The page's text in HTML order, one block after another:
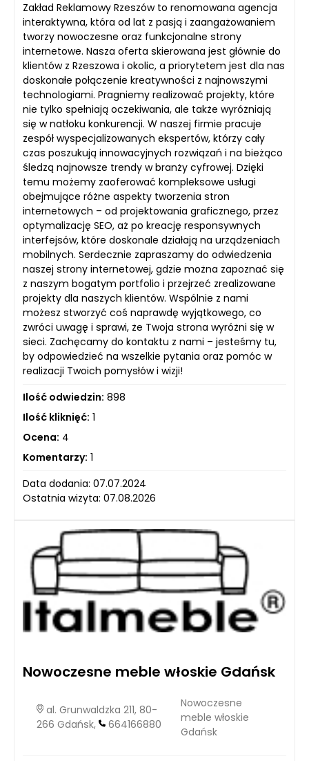
Zakład Reklamowy Rzeszów to renomowana agencja
interaktywna, która od lat z pasją i zaangażowaniem
tworzy nowoczesne oraz funkcjonalne strony
internetowe. Nasza oferta skierowana jest głównie do
klientów z Rzeszowa i okolic, a priorytetem jest dla nas
doskonałe połączenie kreatywności z najnowszymi
technologiami. Pragniemy realizować projekty, które
nie tylko spełniają oczekiwania, ale także wyróżniają
się w natłoku konkurencji. W naszej firmie pracuje
zespół wyspecjalizowanych ekspertów, którzy cały
czas poszukują innowacyjnych rozwiązań i na bieżąco
śledzą najnowsze trendy w branży cyfrowej. Dzięki
temu możemy zaoferować kompleksowe usługi
obejmujące różne aspekty tworzenia stron
internetowych – od projektowania graficznego, przez
optymalizację SEO, aż po kreację responsywnych
interfejsów, które doskonale działają na urządzeniach
mobilnych. Serdecznie zapraszamy do odwiedzenia
naszej strony internetowej, gdzie można zapoznać się
z naszym bogatym portfolio i przejrzeć zrealizowane
projekty dla naszych klientów. Wspólnie z nami
możesz stworzyć coś naprawdę wyjątkowego, co
zwróci uwagę i sprawi, że Twoja strona wyróżni się w
sieci. Zachęcamy do kontaktu z nami – jesteśmy tu,
by odpowiedzieć na wszelkie pytania oraz pomóc w
realizacji Twoich pomysłów i wizji!
Ilość odwiedzin: 898
Ilość kliknięć: 1
Ocena: 4
Komentarzy: 1
Data dodania: 07.07.2024
Ostatnia wizyta: 07.08.2026
Nowoczesne meble włoskie Gdańsk
al. Grunwaldzka 211, 80-
266 Gdańsk,
664166880
Nowoczesne
meble włoskie
Gdańsk